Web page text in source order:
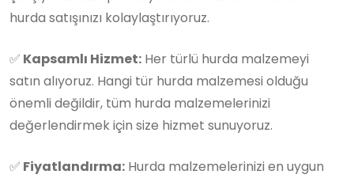
hurda satışınızı kolaylaştırıyoruz.
✅ Kapsamlı Hizmet: Her türlü hurda malzemeyi
satın alıyoruz. Hangi tür hurda malzemesi olduğu
önemli değildir, tüm hurda malzemelerinizi
değerlendirmek için size hizmet sunuyoruz.
✅ Fiyatlandırma: Hurda malzemelerinizi en uygun